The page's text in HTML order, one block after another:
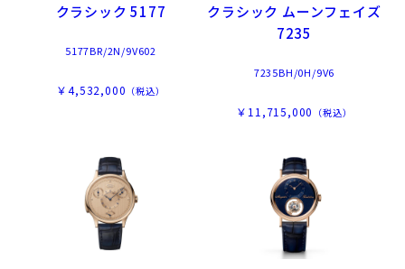
クラシック 5177
5177BR/2N/9V602
￥4,532,000 （税込）
クラシック ムーンフェイズ
7235
7235BH/0H/9V6
￥11,715,000 （税込）